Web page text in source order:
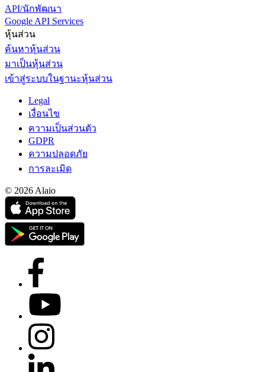
API/นักพัฒนา
Google API Services
หุ้นส่วน
ค้นหาหุ้นส่วน
มาเป็นหุ้นส่วน
เข้าสู่ระบบในฐานะหุ้นส่วน
Legal
เงื่อนไข
ความเป็นส่วนตัว
GDPR
ความปลอดภัย
การละเมิด
© 2026 Alaio